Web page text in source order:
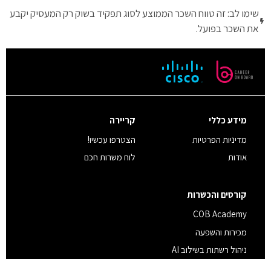
שימו לב: זה טווח השכר הממוצע לסוג תפקיד בשוק רק המעסיק יקבע
את השכר בפועל.
מידע כללי
מדיניות הפרטיות
אודות
קריירה
הצטרפו עכשיו!
לוח משרות חכם
קורסים והכשרות
COB Academy
מכירות והשפעה
ניהול רשתות בשילוב AI